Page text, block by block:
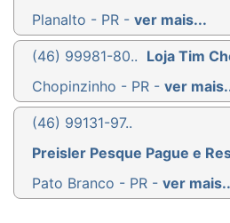
Planalto - PR - ver mais...
(46) 99981-80.. Loja Tim
Chopinzinho - PR - ver
(46) 99131-97..
Preisler Pesque Pague e
Pato Branco - PR - ver